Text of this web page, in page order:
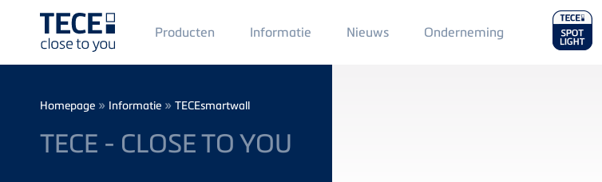
Main
Menü
1
Producten Informatie Nieuws Main
Menu
Onderneming
Breadcrumb
Homepage » Informatie » TECEsmartwall
TECE - CLOSE TO YOU